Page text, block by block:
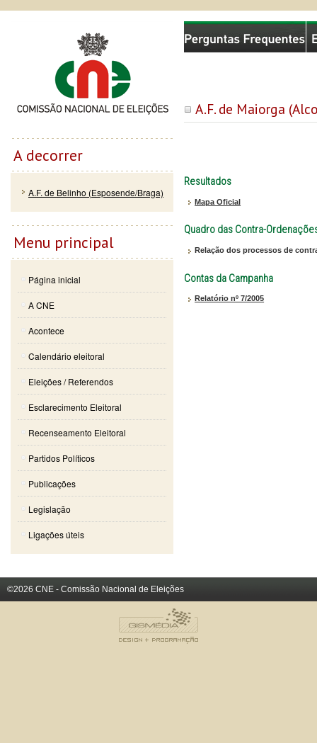
A.F. de Maiorga
Resultados
Mapa Oficial
Quadro das Contra-
Relação dos processos de
Contas da Campanha
Relatório nº 7/2005
Comissão Nacional de Eleições
A decorrer
A.F. de Belinho (Esposende/Braga)
Menu principal
Página inicial
A CNE
Acontece
Calendário eleitoral
Eleições / Referendos
Esclarecimento Eleitoral
Recenseamento Eleitoral
Partidos Políticos
Publicações
Legislação
Ligações úteis
©2026 CNE - Comissão Nacional de Eleições